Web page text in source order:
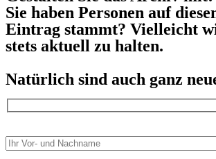
Sie haben Personen auf
Eintrag stammt? Vielleicht
stets aktuell zu halten.
Natürlich sind auch ganz